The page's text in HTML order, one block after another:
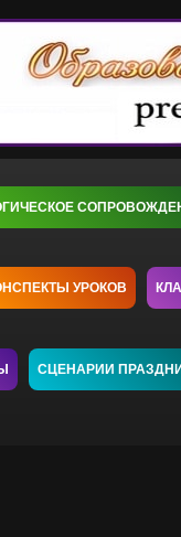
УРОКОВ
СЦЕНАРИИ